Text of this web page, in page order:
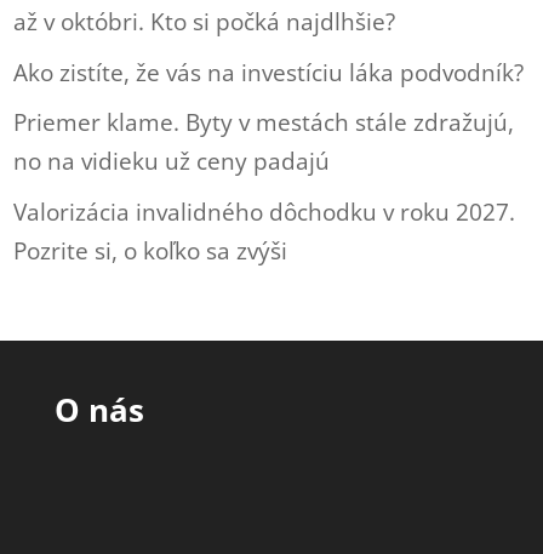
až v októbri. Kto si počká najdlhšie?
Ako zistíte, že vás na investíciu láka podvodník?
Priemer klame. Byty v mestách stále zdražujú,
no na vidieku už ceny padajú
Valorizácia invalidného dôchodku v roku 2027.
Pozrite si, o koľko sa zvýši
O nás